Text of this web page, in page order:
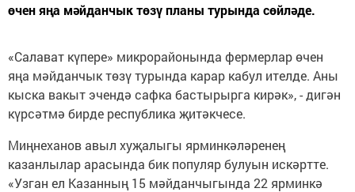
өчен яңа мәйданчык төзү планы турында сөйләде.
«Салават күпере» микрорайонында фермерлар өчен
яңа мәйданчык төзү турында карар кабул ителде. Аны
кыска вакыт эчендә сафка бастырырга кирәк», - дигән
күрсәтмә бирде республика җитәкчесе.
Миңнеханов авыл хуҗалыгы ярминкәләренең
казанлылар арасында бик популяр булуын искәртте.
«Узган ел Казанның 15 мәйданчыгында 22 ярминкә